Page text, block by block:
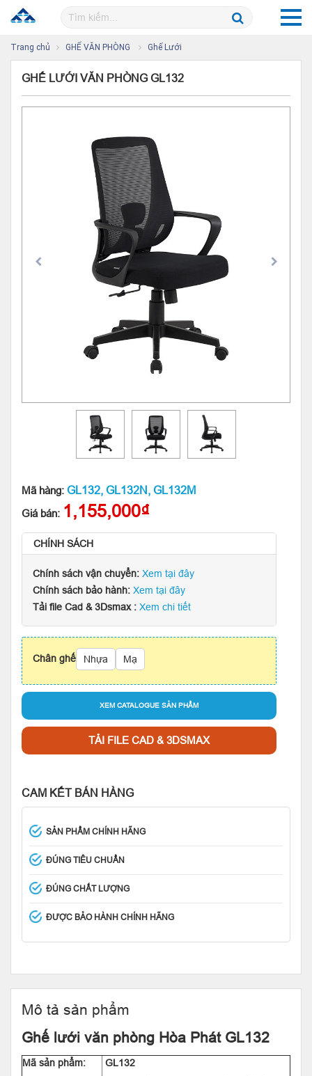
Trang chủ GHẾ VĂN PHÒNG Ghế Lưới
GHẾ LƯỚI VĂN PHÒNG GL132
Mã hàng: GL132, GL132N, GL132M
Giá bán: 1,155,000₫
CHÍNH SÁCH
Chính sách vận chuyển: Xem tại đây
Chính sách bảo hành: Xem tại đây
Tải file Cad & 3Dsmax : Xem chi tiết
Chân ghế Nhựa Mạ
XEM CATALOGUE SẢN PHẨM
TẢI FILE CAD & 3DSMAX
CAM KẾT BÁN HÀNG
SẢN PHẨM CHÍNH HÃNG
ĐÚNG TIÊU CHUẨN
ĐÚNG CHẤT LƯỢNG
ĐƯỢC BẢO HÀNH CHÍNH HÃNG
Mô tả sản phẩm
Ghế lưới văn phòng Hòa Phát GL132
Mã sản phẩm: GL132